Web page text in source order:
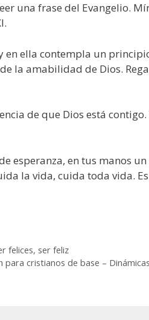
una frase del Evangelio.
en ella contempla un
la amabilidad de Dios.
de que Dios está
esperanza, en tus manos
la vida, cuida toda vida.
felices, ser feliz
para cristianos de base –